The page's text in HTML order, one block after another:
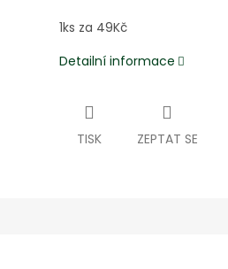
1ks za 49Kč
Detailní informace
TISK ZEPTAT SE